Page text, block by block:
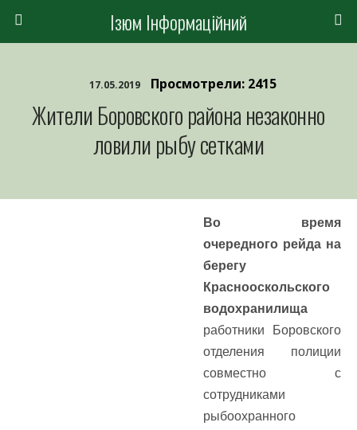
Ізюм Інформаційний
17.05.2019 Просмотрели: 2415
Жители Боровского района незаконно
ловили рыбу сетками
Во время
очередного рейда на
берегу
Краснооскольского
водохранилища
работники Боровского
отделения полиции
совместно с
сотрудниками
рыбоохранного